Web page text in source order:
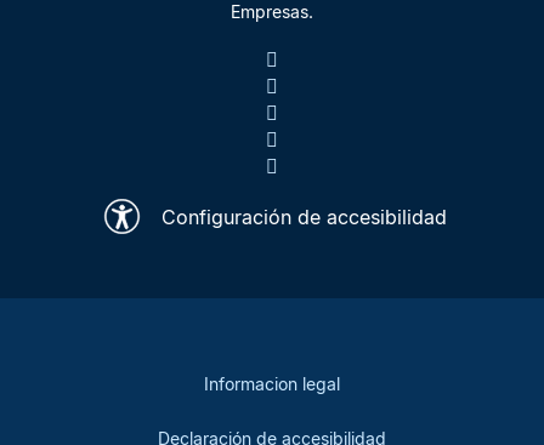
Empresas.
Configuración de accesibilidad
Informacion legal
Declaración de accesibilidad